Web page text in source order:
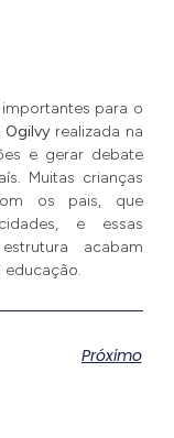
para o
Ogilvy realizada na
e gerar debate
Muitas crianças
os pais, que
e essas
acabam
educação.
Próximo